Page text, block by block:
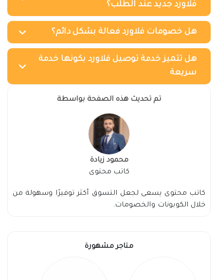
فلاورد جديد عند الطلب؟
هل خصومات فلاورد فعالة بشكل دائم؟
هل تتميز خدمة توصيل فلاورد بكونها خدمة
سريعة
تم تحديث هذه الصفحة بواسطة
محمود زيادة
كاتب محتوى
كاتب محتوى يسعى لجعل التسوق أكثر توفيرًا وسهولة من
خلال الكوبونات والخصومات.
متاجر مشهورة